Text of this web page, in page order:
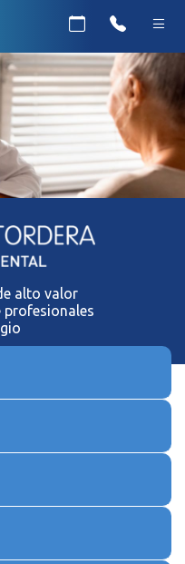
alto valor
profesionales